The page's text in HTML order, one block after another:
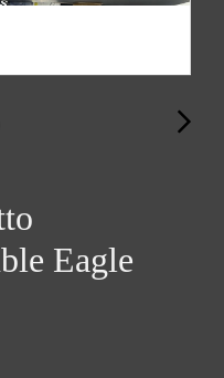
Eagle